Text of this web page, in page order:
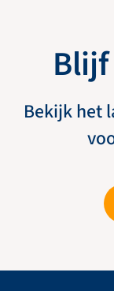
Bekijk het